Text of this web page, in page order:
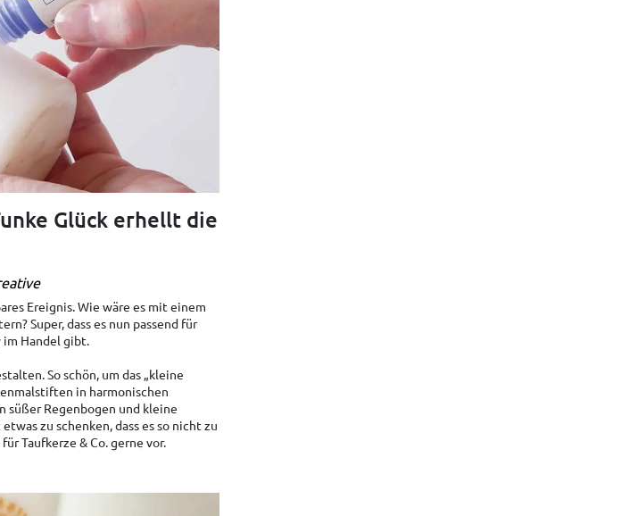
Glück erhellt die
Ereignis. Wie wäre es mit einem
Super, dass es nun passend für
im Handel gibt.
So schön, um das „kleine
in harmonischen
süßer Regenbogen und kleine
zu schenken, dass es so nicht zu
Taufkerze & Co. gerne vor.